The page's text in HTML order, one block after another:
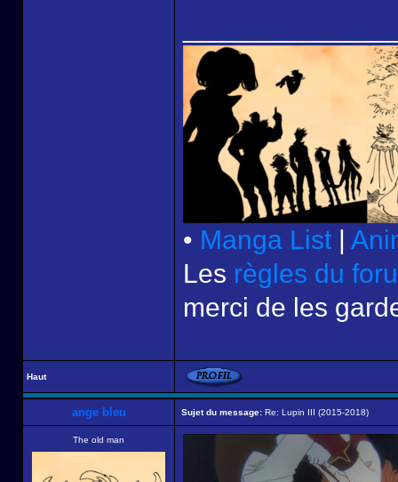
• Manga List |
Les règles du
merci de les
Haut
ange bleu Sujet du message: Re: Lupin III (2015-2018)
The old man